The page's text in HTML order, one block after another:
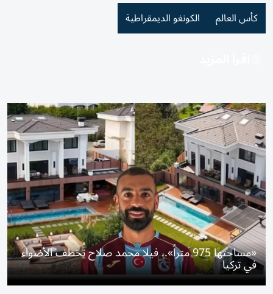
كأس العالم الكونغو الديمقراطية
«مساحتها 975 متراً».. فيلا محمد صلاح تخطف الأضواء
في تركيا